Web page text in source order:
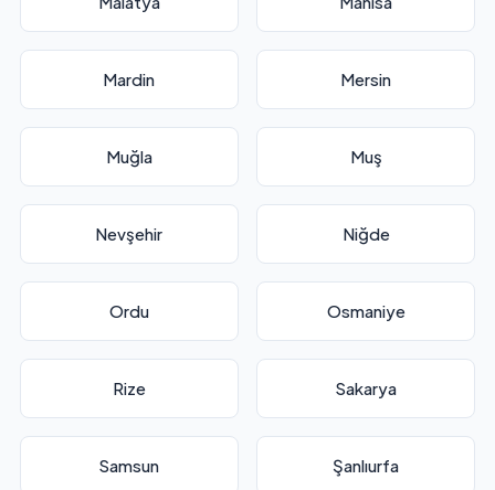
Mardin Mersin
Muğla Muş
Nevşehir Niğde
Ordu Osmaniye
Rize Sakarya
Samsun Şanlıurfa